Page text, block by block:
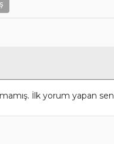
İlk yorum yapan